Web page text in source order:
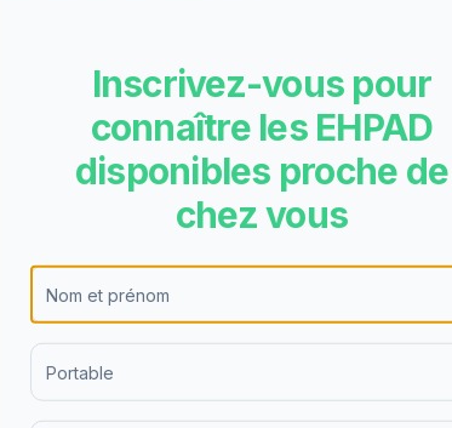
(APA, APL, ASH)
Reste à charge estimé
152€/mois
Tarif total mensuel
− APA (aide dépendance) −208€
Total aides 208€
Inscrivez-vous pour
connaître les EHPAD
disponibles proche de
chez vous